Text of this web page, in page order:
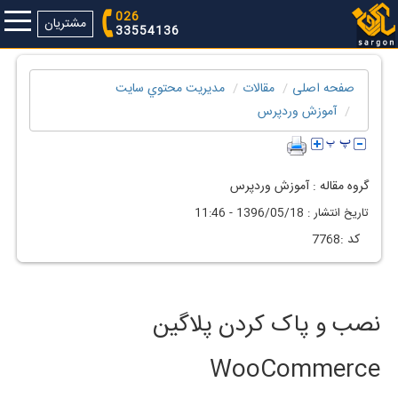
مشتریان 026
33554136
صفحه اصلی مقالات
مديريت محتوي سايت
آموزش وردپرس
گروه مقاله :آموزش وردپرس
تاريخ انتشار : 1396/05/18 - 11:46
كد :7768
نصب و پاک کردن پلاگین
WooCommerce